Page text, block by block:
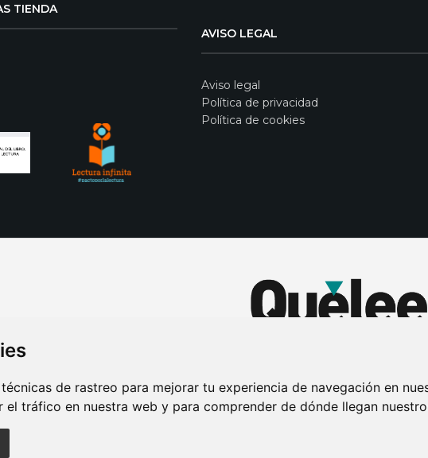
de rastreo para mejorar tu experiencia de navegación en
el tráfico en nuestra web y para comprender de dónde llegan
TIENDA
AVISO LEGAL
Aviso legal
Política de privacidad
Política de cookies
POLITICA DE COOKIES POLITICA DE PRIVACIDAD PUBLICIDAD EN LA REVISTA QUÉ LEER